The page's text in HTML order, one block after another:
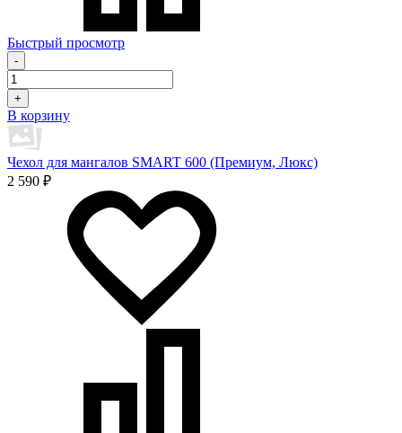
Быстрый просмотр
-
+
В корзину
Чехол для мангалов SMART 600 (Премиум, Люкс)
2 590 ₽